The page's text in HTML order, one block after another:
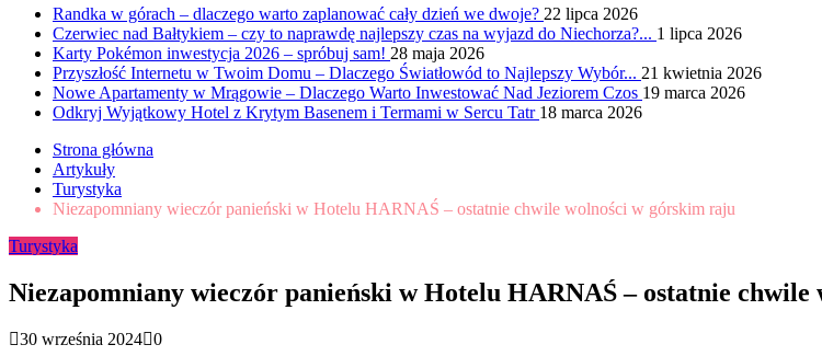
Randka w górach – dlaczego warto zaplanować cały dzień we dwoje? 22 lipca 2026
Czerwiec nad Bałtykiem – czy to naprawdę najlepszy czas na wyjazd do Niechorza?... 1 lipca 2026
Karty Pokémon inwestycja 2026 – spróbuj sam! 28 maja 2026
Przyszłość Internetu w Twoim Domu – Dlaczego Światłowód to Najlepszy Wybór... 21 kwietnia 2026
Nowe Apartamenty w Mrągowie – Dlaczego Warto Inwestować Nad Jeziorem Czos 19 marca 2026
Odkryj Wyjątkowy Hotel z Krytym Basenem i Termami w Sercu Tatr 18 marca 2026
Strona główna
Artykuły
Turystyka
Niezapomniany wieczór panieński w Hotelu HARNAŚ – ostatnie chwile wolności w górskim raju
Turystyka
Niezapomniany wieczór panieński w Hotelu HARNAŚ – ostatnie
30 września 2024 0